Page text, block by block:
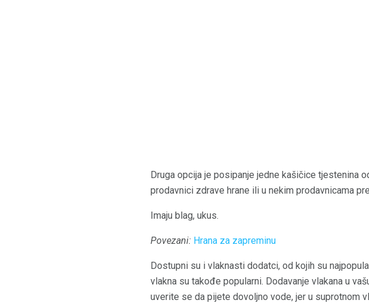
Druga opcija je posipanje jedne kašičice tjestenina
prodavnici zdrave hrane ili u nekim prodavnicama
Imaju blag, ukus.
Povezani: Hrana za zapreminu
Dostupni su i vlaknasti dodatci, od kojih su
vlakna su takođe popularni. Dodavanje vlakana u
uverite se da pijete dovoljno vode, jer u suprotnom